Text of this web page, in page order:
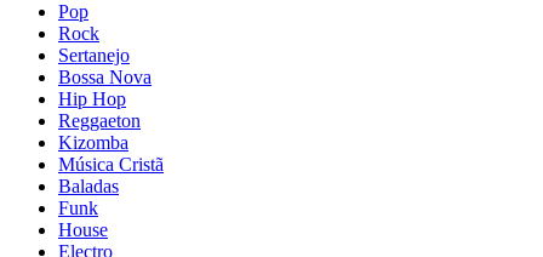
Pop
Rock
Sertanejo
Bossa Nova
Hip Hop
Reggaeton
Kizomba
Música Cristã
Baladas
Funk
House
Electro